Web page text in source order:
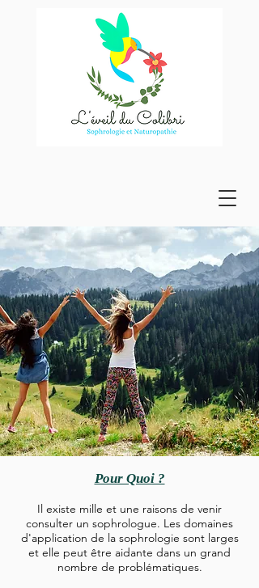
Pour Quoi ?
Il existe mille et une raisons de venir
consulter un sophrologue. Les domaines
d'application de la sophrologie sont larges
et elle peut être aidante dans un grand
nombre de problématiques.